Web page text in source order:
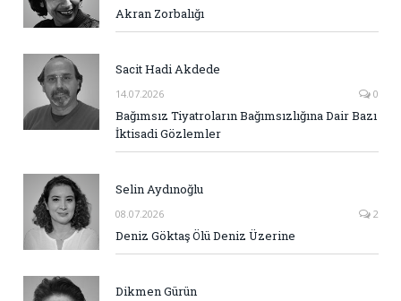
Akran Zorbalığı
Sacit Hadi Akdede
14.07.2026 0
Bağımsız Tiyatroların Bağımsızlığına Dair Bazı
İktisadi Gözlemler
Selin Aydınoğlu
08.07.2026 2
Deniz Göktaş Ölü Deniz Üzerine
Dikmen Gürün